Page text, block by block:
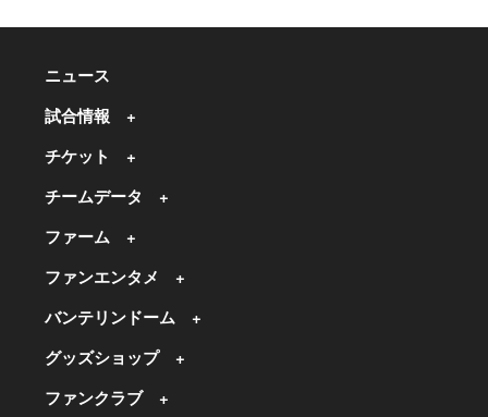
ニュース
試合情報
チケット
チームデータ
ファーム
ファンエンタメ
バンテリンドーム
グッズショップ
ファンクラブ